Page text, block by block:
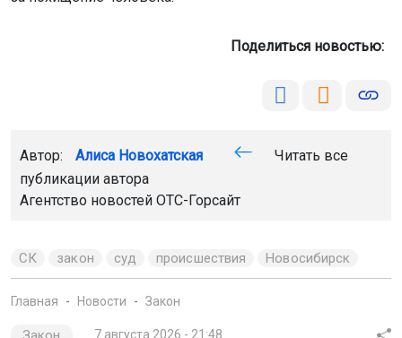
Поделиться новостью:
Автор: Алиса Новохатская
Читать все
публикации автора
Агентство новостей ОТС-Горсайт
СК закон суд происшествия Новосибирск
Главная Новости Закон
7 августа 2026 - 21:48